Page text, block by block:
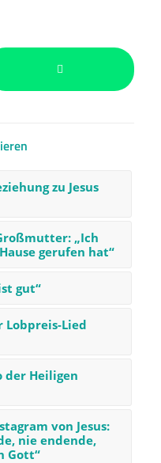
zu Jesus
„Ich
gerufen hat“
gut“
Lobpreis-Lied
der Heiligen
von Jesus:
nie endende,
Gott“